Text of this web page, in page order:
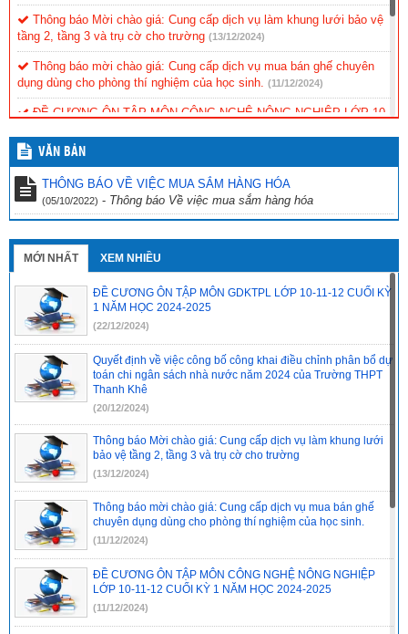
Source: Phòng GD&DTPublished on 2023-08-21
Thông báo Mời chào giá: Cung cấp dịch vụ làm khung lưới bảo vệ
tầng 2, tầng 3 và trụ cờ cho trường (13/12/2024)
Thông báo mời chào giá: Cung cấp dịch vụ mua bán ghế chuyên
dụng dùng cho phòng thí nghiệm của học sinh.
(11/12/2024)
ĐỀ CƯƠNG ÔN TẬP MÔN CÔNG NGHỆ NÔNG NGHIỆP LỚP 10-
ĐỀ CƯƠNG ÔN TẬP MÔN SINH HỌC LỚP 10-11-12 CUỐI KỲ 1
NĂM HỌC 2024-2025
(11/12/2024)
ĐỀ CƯƠNG ÔN TẬP MÔN TIẾNG ANH LỚP 10-11-12 CUỐI KỲ 1
NĂM HỌC 2024-2025 (10/12/2024)
ĐỀ CƯƠNG ÔN TẬP MÔN TIN HỌC LỚP 12 CUỐI KỲ 1 NĂM
VĂN BẢN
THÔNG BÁO VỀ VIỆC MUA SẮM HÀNG HÓA
(05/10/2022) - Thông báo Về việc mua sắm hàng hóa
MỚI NHẤT XEM NHIỀU
ĐỀ CƯƠNG ÔN TẬP MÔN GDKTPL LỚP 10-11-12 CUỐI KỲ
1 NĂM HỌC 2024-2025
(22/12/2024)
Quyết định về việc công bố công khai điều chỉnh phân bổ dự
toán chi ngân sách nhà nước năm 2024 của Trường THPT
Thanh Khê
(20/12/2024)
Thông báo Mời chào giá: Cung cấp dịch vụ làm khung lưới
bảo vệ tầng 2, tầng 3 và trụ cờ cho trường
(13/12/2024)
Thông báo mời chào giá: Cung cấp dịch vụ mua bán ghế
chuyên dụng dùng cho phòng thí nghiệm của học sinh.
(11/12/2024)
ĐỀ CƯƠNG ÔN TẬP MÔN CÔNG NGHỆ NÔNG NGHIỆP
LỚP 10-11-12 CUỐI KỲ 1 NĂM HỌC 2024-2025
(11/12/2024)